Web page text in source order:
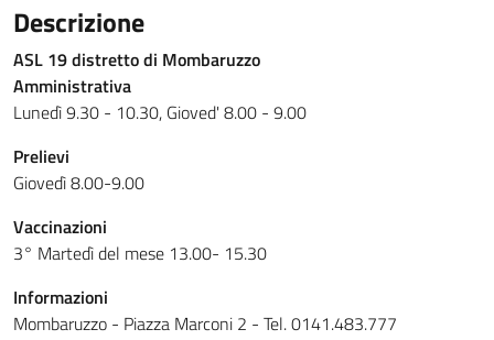
Descrizione
ASL 19 distretto di Mombaruzzo
Amministrativa
Lunedì 9.30 - 10.30, Gioved' 8.00 - 9.00
Prelievi
Giovedì 8.00-9.00
Vaccinazioni
3° Martedì del mese 13.00- 15.30
Informazioni
Mombaruzzo - Piazza Marconi 2 - Tel. 0141.483.777